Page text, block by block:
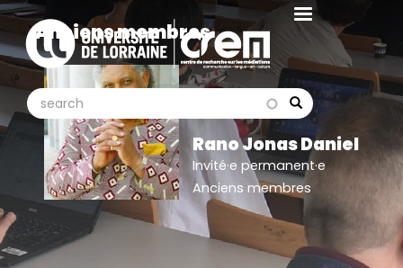
Aller
contenu
principal
Search
search search
Anciens membres
Rano Jonas Daniel
Invité·e permanent·e
Anciens membres